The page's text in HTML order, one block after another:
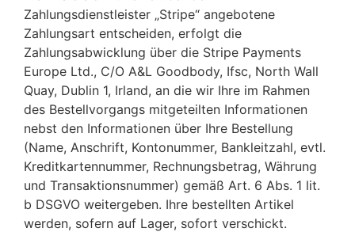
Zahlungsdienstleister „Stripe“ angebotene
Zahlungsart entscheiden, erfolgt die
Zahlungsabwicklung über die Stripe Payments
Europe Ltd., C/O A&L Goodbody, Ifsc, North Wall
Quay, Dublin 1, Irland, an die wir Ihre im Rahmen
des Bestellvorgangs mitgeteilten Informationen
nebst den Informationen über Ihre Bestellung
(Name, Anschrift, Kontonummer, Bankleitzahl, evtl.
Kreditkartennummer, Rechnungsbetrag, Währung
und Transaktionsnummer) gemäß Art. 6 Abs. 1 lit.
b DSGVO weitergeben. Ihre bestellten Artikel
werden, sofern auf Lager, sofort verschickt.